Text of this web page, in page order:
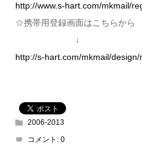
http://www.s-hart.com/mkmail/
☆携帯用登録画面はこちらから
↓
http://s-hart.com/mkmail/
2006-2013
コメント: 0